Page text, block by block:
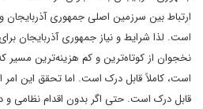
ارتباط بین سرزمین اصلی جمهوری آذربایجان
است. لذا شرایط و نیاز جمهوری آذربایجان
نخجوان از کوتاه‌‌‌ترین و کم هزینه‌‌‌ترین
است، کاملاً قابل درک است. اما تحقق این امر
قابل درک است. حتی اگر بدون اقدام نظامی و